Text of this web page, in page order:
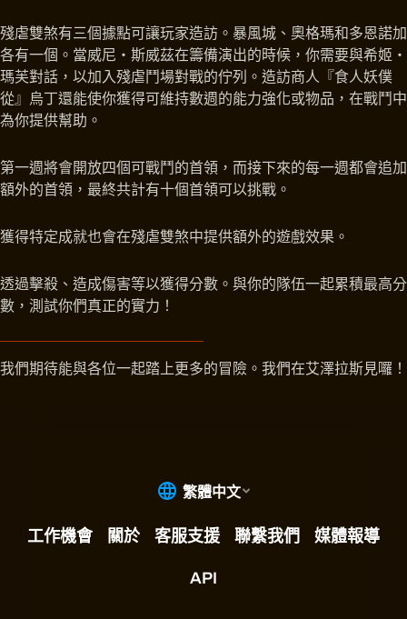
殘虐雙煞有三個據點可讓玩家造訪。暴風城、奧格瑪和多恩諾加
各有一個。當威尼‧斯威茲在籌備演出的時候，你需要與希姬‧
瑪芙對話，以加入殘虐鬥場對戰的佇列。造訪商人『食人妖僕
從』烏丁還能使你獲得可維持數週的能力強化或物品，在戰鬥中
為你提供幫助。
第一週將會開放四個可戰鬥的首領，而接下來的每一週都會追加
額外的首領，最終共計有十個首領可以挑戰。
獲得特定成就也會在殘虐雙煞中提供額外的遊戲效果。
透過擊殺、造成傷害等以獲得分數。與你的隊伍一起累積最高分
數，測試你們真正的實力！
我們期待能與各位一起踏上更多的冒險。我們在艾澤拉斯見囉！